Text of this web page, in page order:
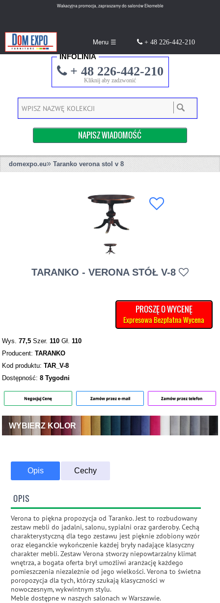
Wakacyjna promocja, zapraszamy do salonów Ekomeble
Menu ☰ + 48 226-442-210
INFOLINIA
+ 48 226-442-210
Kliknij aby zadzwonić
NAPISZ WIADOMOŚĆ
domexpo.eu» Taranko verona stol v 8
TARANKO - VERONA STÓŁ V-8
PROSZĘ O WYCENĘ
Expresowa Bezpłatna Wycena
Wys.77,5 Szer.110 Gł.110
Producent:TARANKO
Kod produktu:TAR_V-8
Dostępność:8 Tygodni
Negocjuj Cenę Zamów przez e-mail Zamów przez telefon
WYBIERZ KOLOR
Opis Cechy
OPIS
Verona to piękna propozycja od Taranko. Jest to rozbudowany
zestaw mebli do jadalni, salonu, sypialni oraz garderoby. Cechą
charakterystyczną dla tego zestawu jest pięknie zdobiony wzór
oraz eleganckie wykończenie każdej bryły nadające klasyczny
charakter mebli. Zestaw Verona stworzy niepowtarzalny klimat
wnętrza, a bogata oferta brył umożliwi aranżację każdego
pomieszczenia niezależnie od jego wielkości. Verona to świetna
poropozycja dla tych, którzy szukają klasyczności w
nowoczesnym, wykwintnym stylu.
Meble dostępne w naszych salonach w Warszawie.